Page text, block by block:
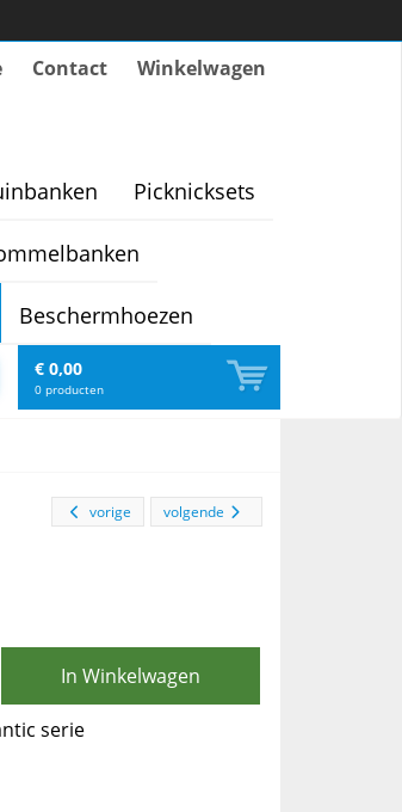
Contact Winkelwagen
Picknicksets
Beschermhoezen
€ 0,00
0 producten
volgende
vorige
In Winkelwagen
serie